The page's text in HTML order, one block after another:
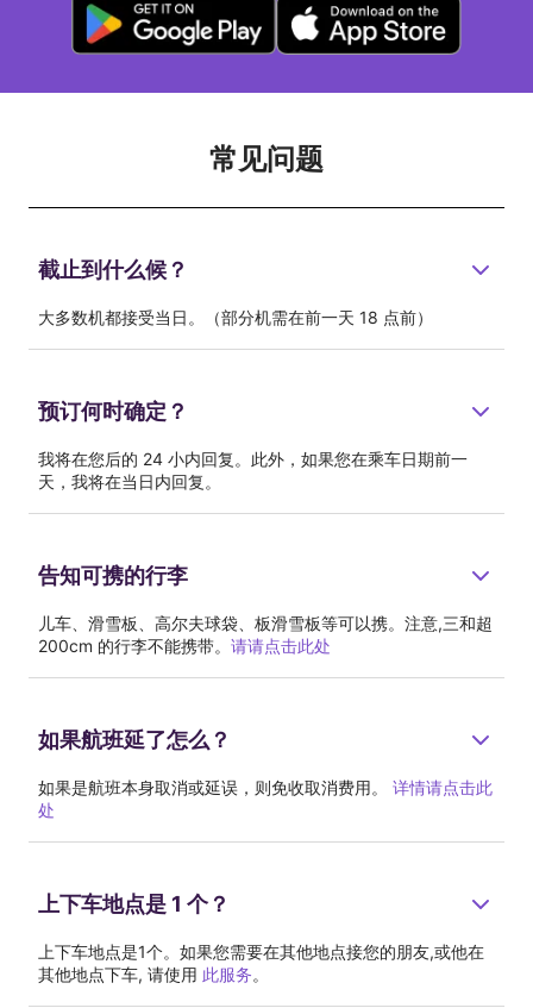
常见问题
截止到什么候？
大多数机都接受当日。（部分机需在前一天 18 点前）
预订何时确定？
我将在您后的 24 小内回复。此外，如果您在乘车日期前一
天，我将在当日内回复。
告知可携的行李
儿车、滑雪板、高尔夫球袋、板滑雪板等可以携。注意,三和超
200cm 的行李不能携带。 请请点击此处
如果航班延了怎么？
如果是航班本身取消或延误，则免收取消费用。 详情请点击此
处
上下车地点是 1 个？
上下车地点是1个。如果您需要在其他地点接您的朋友,或他在
其他地点下车, 请使用 此服务。